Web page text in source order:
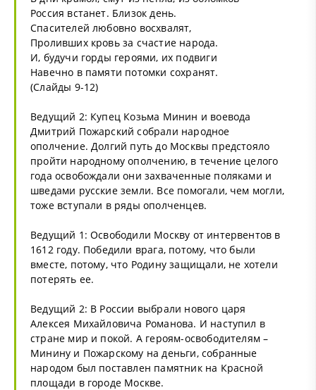
Россия встанет. Близок день.
Спасителей любовно восхвалят,
Проливших кровь за счастие народа.
И, будучи горды героями, их подвиги
Навечно в памяти потомки сохранят.
(Слайды 9-12)
Ведущий 2: Купец Козьма Минин и воевода
Дмитрий Пожарский собрали народное
ополчение. Долгий путь до Москвы предстояло
пройти народному ополчению, в течение целого
года освобождали они захваченные поляками и
шведами русские земли. Все помогали, чем могли,
тоже вступали в ряды ополченцев.
Ведущий 1: Освободили Москву от интервентов в
1612 году. Победили врага, потому, что были
вместе, потому, что Родину защищали, не хотели
потерять ее.
Ведущий 2: В России выбрали нового царя
Алексея Михайловича Романова. И наступил в
стране мир и покой. А героям-освободителям –
Минину и Пожарскому на деньги, собранные
народом был поставлен памятник на Красной
площади в городе Москве.